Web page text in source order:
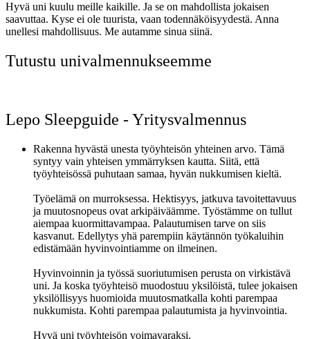
Hyvä uni kuulu meille kaikille. Ja se on mahdollista jokaisen
saavuttaa. Kyse ei ole tuurista, vaan todennäköisyydestä. Anna
unellesi mahdollisuus. Me autamme sinua siinä.
Tutustu univalmennukseemme
Lepo Sleepguide - Yritysvalmennus
Rakenna hyvästä unesta työyhteisön yhteinen arvo. Tämä
syntyy vain yhteisen ymmärryksen kautta. Siitä, että
työyhteisössä puhutaan samaa, hyvän nukkumisen kieltä.
Työelämä on murroksessa. Hektisyys, jatkuva tavoitettavuus
ja muutosnopeus ovat arkipäiväämme. Työstämme on tullut
aiempaa kuormittavampaa. Palautumisen tarve on siis
kasvanut. Edellytys yhä parempiin käytännön työkaluihin
edistämään hyvinvointiamme on ilmeinen.
Hyvinvoinnin ja työssä suoriutumisen perusta on virkistävä
uni. Ja koska työyhteisö muodostuu yksilöistä, tulee jokaisen
yksilöllisyys huomioida muutosmatkalla kohti parempaa
nukkumista. Kohti parempaa palautumista ja hyvinvointia.
Hyvä uni työyhteisön voimavaraksi.